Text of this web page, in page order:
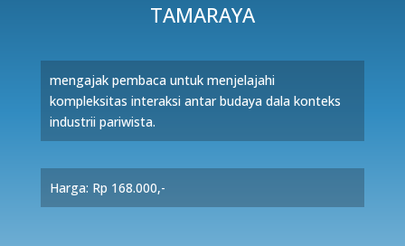
TAMARAYA
mengajak pembaca untuk menjelajahi
kompleksitas interaksi antar budaya dala konteks
industrii pariwista.
Harga: Rp 168.000,-